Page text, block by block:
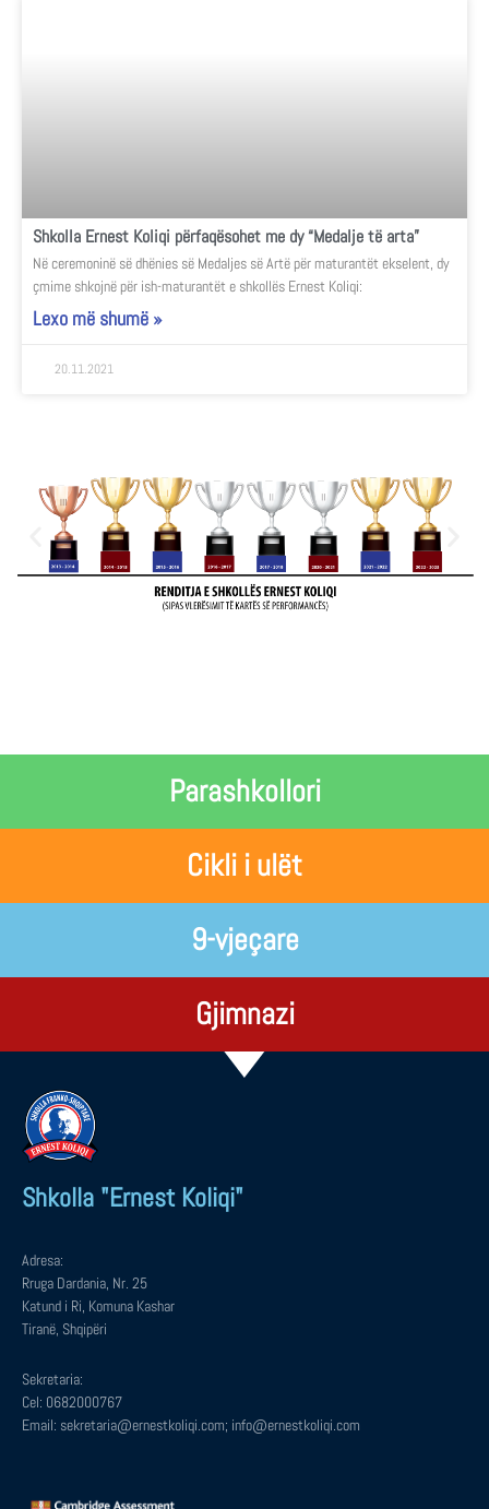
Shkolla Ernest Koliqi përfaqësohet me dy “Medalje të arta”
Në ceremoninë së dhënies së Medaljes së Artë për maturantët ekselent, dy
çmime shkojnë për ish-maturantët e shkollës Ernest Koliqi:
Lexo më shumë »
20.11.2021
Parashkollori
Cikli i ulët
9-vjeçare
Gjimnazi
Shkolla "Ernest Koliqi"
Adresa:
Rruga Dardania, Nr. 25
Katund i Ri, Komuna Kashar
Tiranë, Shqipëri
Sekretaria:
Cel: 0682000767
Email: sekretaria@ernestkoliqi.com; info@ernestkoliqi.com